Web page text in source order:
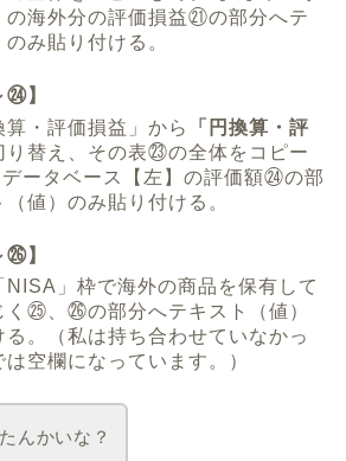
の海外分の評価損益㉑の部分へテ
み貼り付ける。
】
算・評価損益」から
「円換算・評
り替え、その表㉓の全体をコピー
ータベース【左】の評価額㉔の部
値）のみ貼り付ける。
】
NISA」枠で海外の商品を保有して
㉕、㉖の部分へテキスト（値）
る。（私は持ち合わせていなかっ
空欄になっています。）
んかいな？